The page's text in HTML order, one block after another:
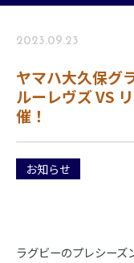
2023.09.23
ヤマハ大久保グ
ルーレヴズ VS
催！
お知らせ
ラグビーのプレシー